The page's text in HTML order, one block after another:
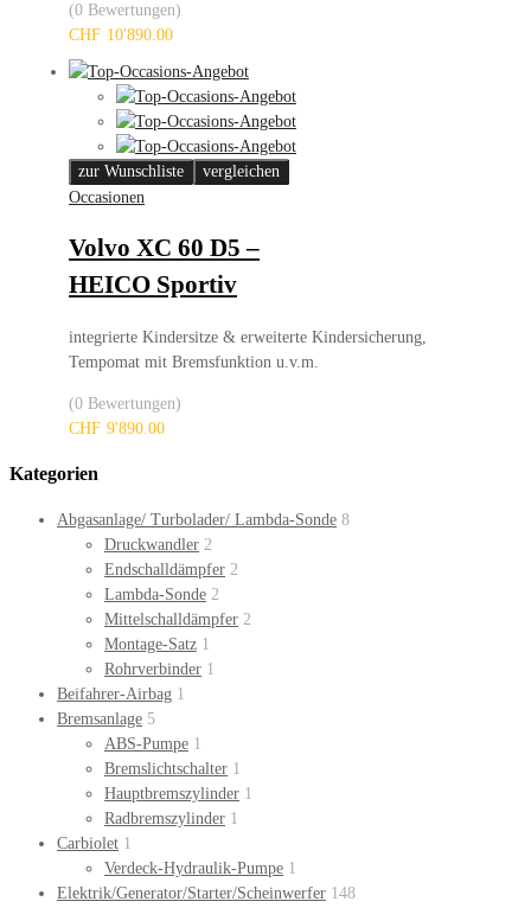
(0 Bewertungen)
CHF 10'890.00
zur Wunschliste
vergleichen
Occasionen
Volvo XC 60 D5 –
HEICO Sportiv
integrierte Kindersitze & erweiterte Kindersicherung,
Tempomat mit Bremsfunktion u.v.m.
(0 Bewertungen)
CHF 9'890.00
Kategorien
Abgasanlage/ Turbolader/ Lambda-Sonde 8
Druckwandler 2
Endschalldämpfer 2
Lambda-Sonde 2
Mittelschalldämpfer 2
Montage-Satz 1
Rohrverbinder 1
Beifahrer-Airbag 1
Bremsanlage 5
ABS-Pumpe 1
Bremslichtschalter 1
Hauptbremszylinder 1
Radbremszylinder 1
Carbiolet 1
Verdeck-Hydraulik-Pumpe 1
Elektrik/Generator/Starter/Scheinwerfer 148